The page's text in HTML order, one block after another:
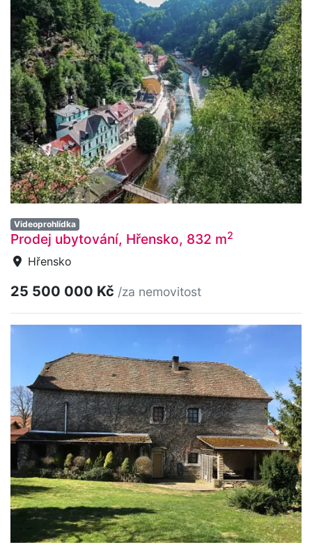
Videoprohlídka
Prodej ubytování, Hřensko, 832 m2
Hřensko
25 500 000 Kč /za nemovitost